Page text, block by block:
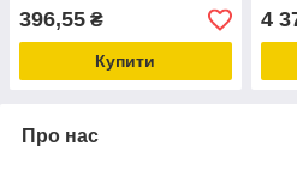
свинарника і пташника
396,55 ₴
Купити
4
Про нас